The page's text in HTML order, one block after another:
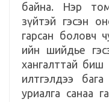
байна. Нэр
зүйтэй гэсэн
гарсан боловч
ийн шийдье
хангалттай биш
илтгэлдээ бага
уриалга санаа